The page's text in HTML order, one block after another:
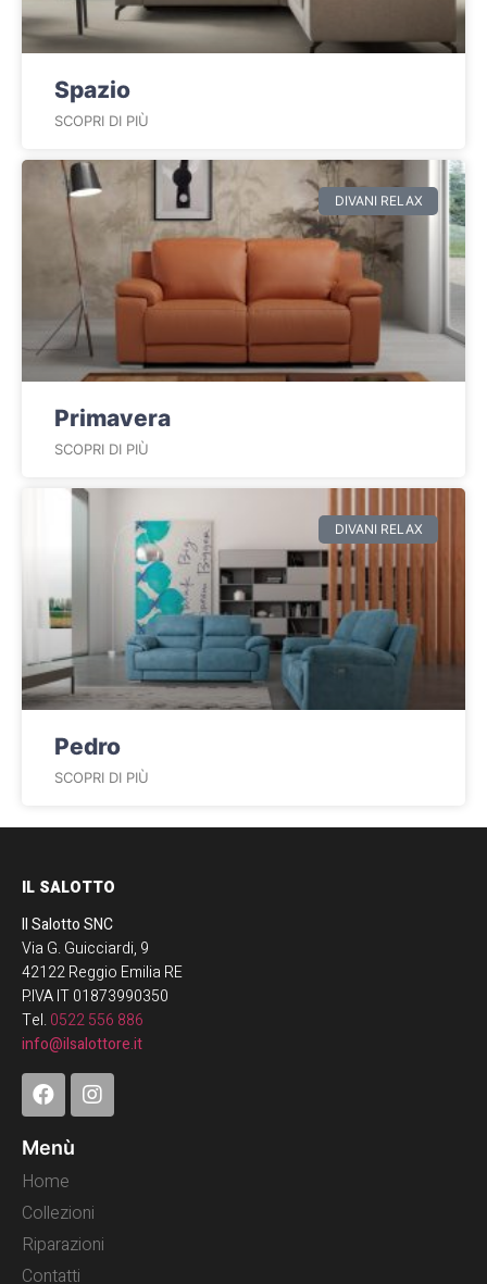
Spazio
SCOPRI DI PIÙ
DIVANI RELAX
Primavera
SCOPRI DI PIÙ
DIVANI RELAX
Pedro
SCOPRI DI PIÙ
IL SALOTTO
Il Salotto SNC
Via G. Guicciardi, 9
42122 Reggio Emilia RE
P.IVA IT 01873990350
Tel. 0522 556 886
info@ilsalottore.it
Menù
Home
Collezioni
Riparazioni
Contatti